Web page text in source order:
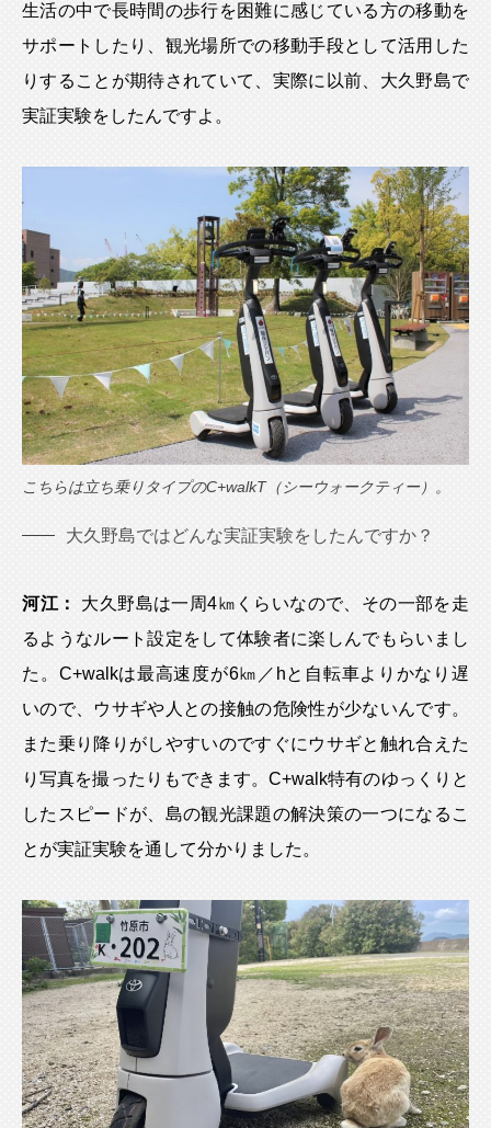
生活の中で長時間の歩行を困難に感じている方の移動を
サポートしたり、観光場所での移動手段として活用した
りすることが期待されていて、実際に以前、大久野島で
実証実験をしたんですよ。
こちらは立ち乗りタイプのC+walkT（シーウォークティー）。
大久野島ではどんな実証実験をしたんですか？
河江：
大久野島は一周4㎞くらいなので、その一部を走
るようなルート設定をして体験者に楽しんでもらいまし
た。C+walkは最高速度が6㎞／hと自転車よりかなり遅
いので、ウサギや人との接触の危険性が少ないんです。
また乗り降りがしやすいのですぐにウサギと触れ合えた
り写真を撮ったりもできます。C+walk特有のゆっくりと
したスピードが、島の観光課題の解決策の一つになるこ
とが実証実験を通して分かりました。